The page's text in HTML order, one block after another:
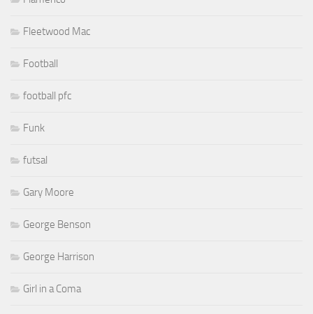
Fleetwood Mac
Football
football pfc
Funk
futsal
Gary Moore
George Benson
George Harrison
Girl in a Coma